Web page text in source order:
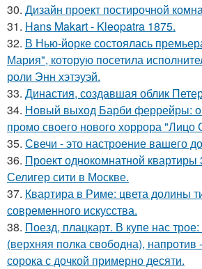
30. Дизайн проект постирочной
31. Hans Makart - Kleopatra 1875.
32. В Нью-йорке состоялась
Мария", которую посетила
роли Энн хэтэуэй.
33. Династия, создавшая облик
34. Новый выход Барби феррейры:
промо своего нового хоррора "Лицо
35. Свечи - это настроение вашего
36. Проект однокомнатной
Селигер сити в Москве.
37. Квартира в Риме: цвета долины
современного искусства.
38. Поезд, плацкарт. В купе нас
(верхняя полка свободна),
сорока с дочкой примерно десяти.